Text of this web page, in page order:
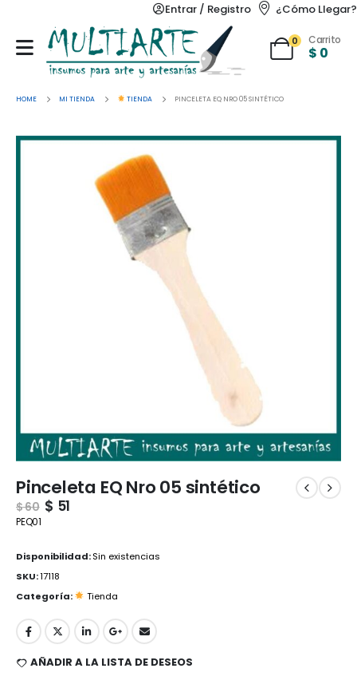
Entrar / Registro ¿Cómo Llegar?
0 Carrito
$ 0
HOME MI TIENDA TIENDA PINCELETA EQ NRO 05 SINTÉTICO
Pinceleta EQ Nro 05 sintético
$60 $ 51
PEQ01
Disponibilidad:Sin existencias
SKU:17118
Categoría:
Tienda
AÑADIR A LA LISTA DE DESEOS